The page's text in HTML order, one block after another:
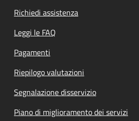
Richiedi assistenza
Leggi le FAQ
Pagamenti
Riepilogo valutazioni
Segnalazione disservizio
Piano di miglioramento dei servizi